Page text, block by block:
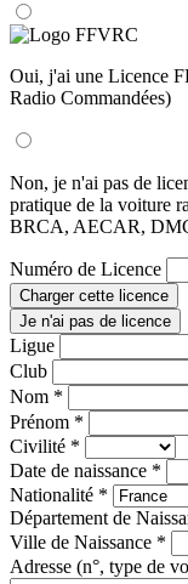
Oui, j'ai une Licence
Radio Commandées)
Non, je n'ai pas de
pratique de la voiture
BRCA, AECAR,
Numéro de Licence
Charger cette licence
Je n'ai pas de licence
Ligue
Club
Nom *
Prénom *
Civilité *
Date de naissance *
Nationalité *
Département de
Ville de Naissance *
Adresse (n°, type de